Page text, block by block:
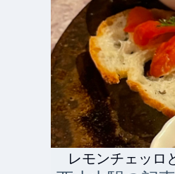
レモンチェッロ